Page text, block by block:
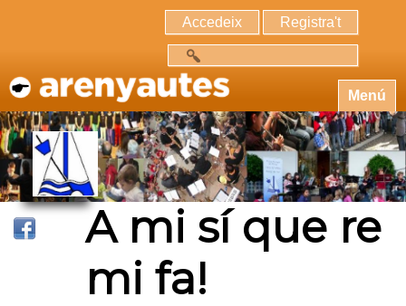
Accedeix Registra't
Menú
A mi sí que re
mi fa!